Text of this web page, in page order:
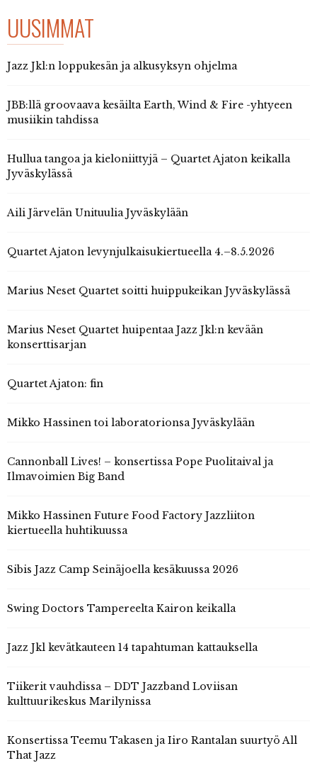
UUSIMMAT
Jazz Jkl:n loppukesän ja alkusyksyn ohjelma
JBB:llä groovaava kesäilta Earth, Wind & Fire -yhtyeen
musiikin tahdissa
Hullua tangoa ja kieloniittyjä – Quartet Ajaton keikalla
Jyväskylässä
Aili Järvelän Unituulia Jyväskylään
Quartet Ajaton levynjulkaisukiertueella 4.–8.5.2026
Marius Neset Quartet soitti huippukeikan Jyväskylässä
Marius Neset Quartet huipentaa Jazz Jkl:n kevään
konserttisarjan
Quartet Ajaton: fin
Mikko Hassinen toi laboratorionsa Jyväskylään
Cannonball Lives! – konsertissa Pope Puolitaival ja
Ilmavoimien Big Band
Mikko Hassinen Future Food Factory Jazzliiton
kiertueella huhtikuussa
Sibis Jazz Camp Seinäjoella kesäkuussa 2026
Swing Doctors Tampereelta Kairon keikalla
Jazz Jkl kevätkauteen 14 tapahtuman kattauksella
Tiikerit vauhdissa – DDT Jazzband Loviisan
kulttuurikeskus Marilynissa
Konsertissa Teemu Takasen ja Iiro Rantalan suurtyö All
That Jazz